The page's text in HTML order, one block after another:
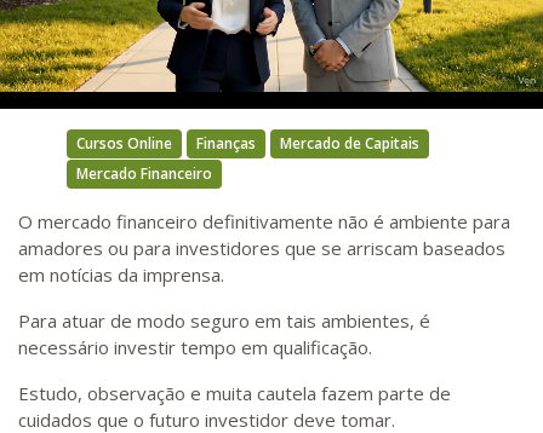
Video
Cursos Online Finanças
Mercado de Capitais
Mercado Financeiro
O mercado financeiro definitivamente não é ambiente para
amadores ou para investidores que se arriscam baseados
em notícias da imprensa.
Para atuar de modo seguro em tais ambientes, é
necessário investir tempo em qualificação.
Estudo, observação e muita cautela fazem parte de
cuidados que o futuro investidor deve tomar.